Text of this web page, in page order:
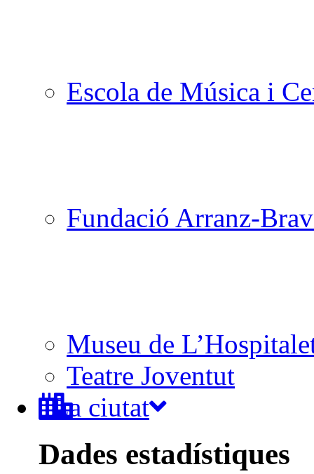
Escola de Música i
Fundació Arranz-
Museu de
Teatre Joventut
La ciutat
Dades estadístiques